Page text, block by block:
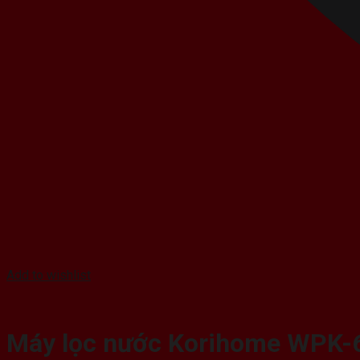
Add to wishlist
Máy lọc nước Korihome WPK-